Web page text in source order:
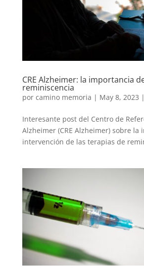
CRE Alzheimer: la importancia
reminiscencia
por camino memoria | May 8, 2023 |
Interesante post del Centro de
Alzheimer (CRE Alzheimer) sobre la
intervención de las terapias de